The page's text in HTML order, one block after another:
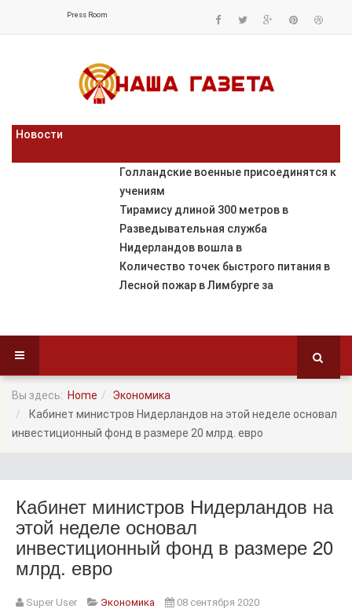
Press Room
Новости
Голландские военные присоединятся к
учениям
Тирамису длиной 300 метров в
Разведывательная служба
Нидерландов вошла в
Количество точек быстрого питания в
Лесной пожар в Лимбурге за
Вы здесь: Home
Экономика
Кабинет министров Нидерландов на этой неделе основал
инвестиционный фонд в размере 20 млрд. евро
Кабинет министров Нидерландов на
этой неделе основал
инвестиционный фонд в размере 20
млрд. евро
Super User Экономика
08 сентября 2020